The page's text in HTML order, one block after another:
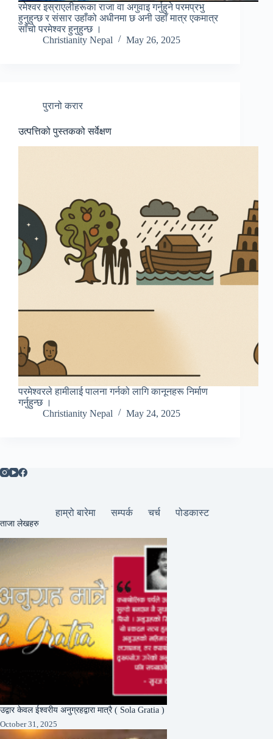
रमेश्वर इस्राएलीहरूका राजा वा अगुवाइ गर्नुहुने परमप्रभु
हुनुहुन्छ र संसार उहाँको अधीनमा छ अनी उहाँ मात्र एकमात्र
साँचो परमेश्वर हुनुहुन्छ ।
Christianity Nepal
May 26, 2025
पुरानो करार
उत्पत्तिको पुस्तकको सर्वेक्षण
परमेश्वरले हामीलाई पालना गर्नको लागि कानूनहरू निर्माण
गर्नुहुन्छ ।
Christianity Nepal
May 24, 2025
हाम्रो बारेमा सम्पर्क चर्च पोडकास्ट
ताजा लेखहरु
उद्वार केवल ईश्वरीय अनुग्रहद्वारा मात्रै ( Sola Gratia )
October 31, 2025